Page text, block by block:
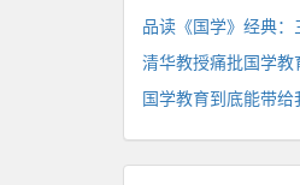
品读《国学》经典
清华教授痛批国学
国学教育到底能带给